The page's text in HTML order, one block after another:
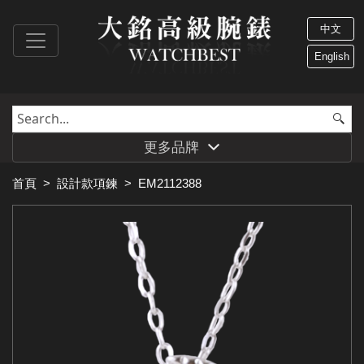
中文
English
更多品牌
首頁 > 設計款項鍊 > EM2112388